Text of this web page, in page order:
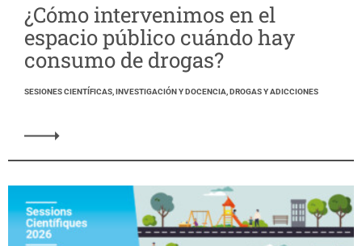
¿Cómo intervenimos en el
espacio público cuándo hay
consumo de drogas?
SESIONES CIENTÍFICAS, INVESTIGACIÓN Y DOCENCIA, DROGAS Y ADICCIONES